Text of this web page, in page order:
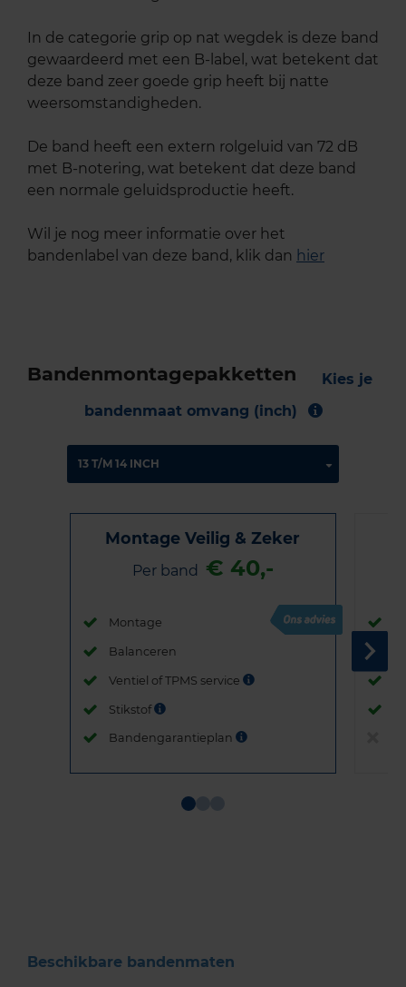
In de categorie grip op nat wegdek is deze band
gewaardeerd met een B-label, wat betekent dat
deze band zeer goede grip heeft bij natte
weersomstandigheden.
De band heeft een extern rolgeluid van 72 dB
met B-notering, wat betekent dat deze band
een normale geluidsproductie heeft.
Wil je nog meer informatie over het
bandenlabel van deze band, klik dan hier
Bandenmontagepakketten
Kies je
bandenmaat omvang (inch)
Montage Veilig & Zeker
Per band € 40,-
Montage
Balanceren
Ventiel of TPMS service
Stikstof
Bandengarantieplan
Beschikbare bandenmaten